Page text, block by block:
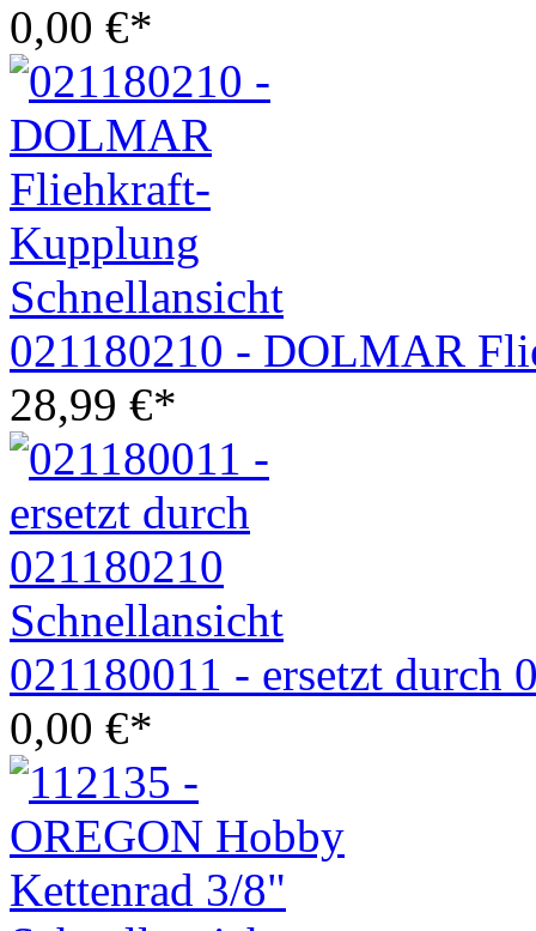
0,00 €*
Schnellansicht
021180210 - DOLMAR
28,99 €*
Schnellansicht
021180011 - ersetzt durch
0,00 €*